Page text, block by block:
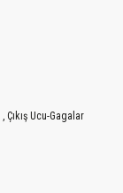
,Çıkış Ucu-Gagalar